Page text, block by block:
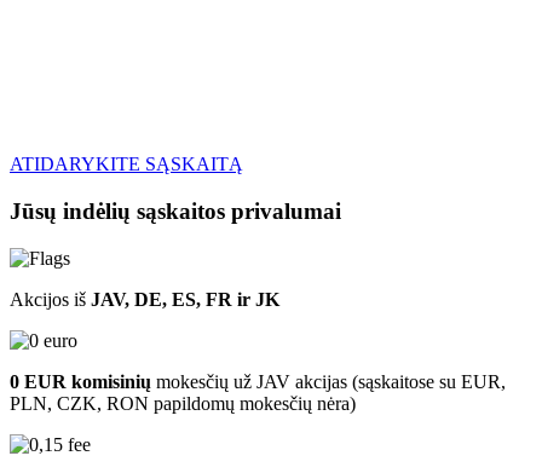
ATIDARYKITE SĄSKAITĄ
Jūsų indėlių sąskaitos privalumai
Akcijos iš JAV, DE, ES, FR ir JK
0 EUR komisinių mokesčių už JAV akcijas (sąskaitose su EUR,
PLN, CZK, RON papildomų mokesčių nėra)